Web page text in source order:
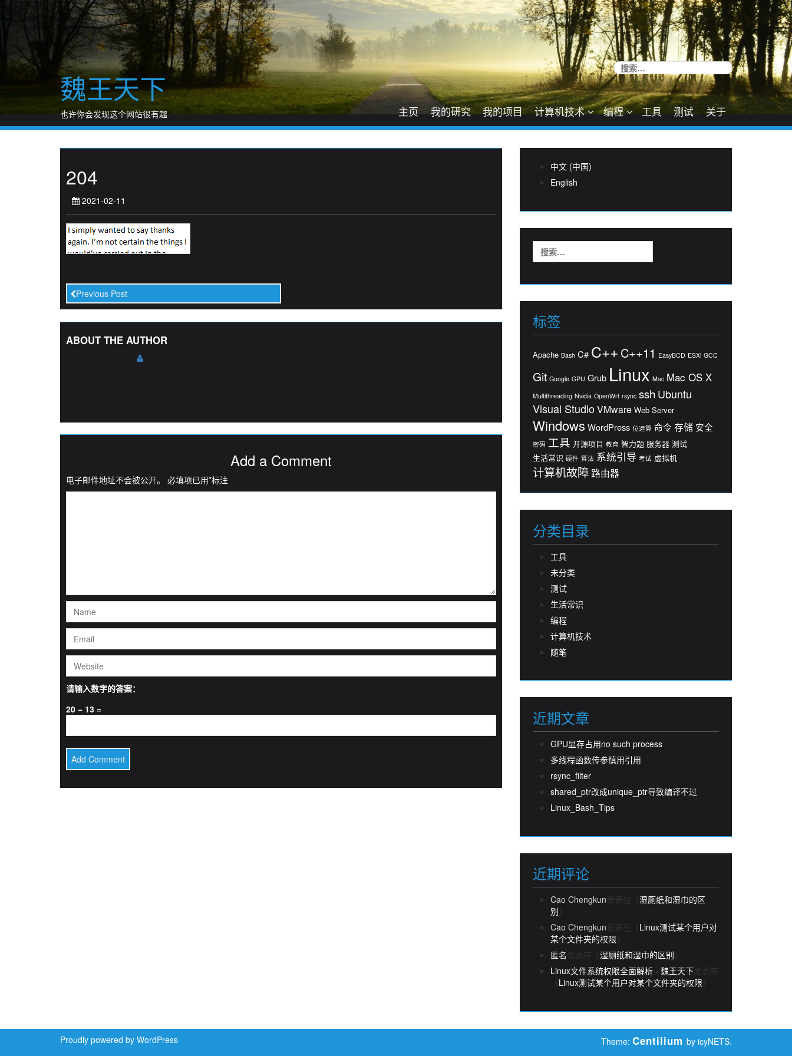
魏王天下
也许你会发现这个网站很有趣
搜
索：
主页 我的研究 我的项目 计算机技术 编程 工具 测试 关于
204
2021-02-11
Previous Post
ABOUT THE AUTHOR
Add a Comment
电子邮件地址不会被公开。 必填项已用*标注
请输入数字的答案：
20 − 13 =
中文 (中国)
English
索：
标签
Apache Bash C# C++ C++11 EasyBCD ESXi GCC
Git Google GPU Grub Linux Mac Mac OS X
Multithreading Nvidia OpenWrt rsync ssh Ubuntu
Visual StudioVMware Web Server
Windows WordPress 位运算 命令 存储 安全
密码 工具 开源项目 教育 智力题 服务器 测试
生活常识 硬件 算法 系统引导 考试 虚拟机
计算机故障 路由器
分类目录
工具
未分类
测试
生活常识
编程
计算机技术
随笔
近期文章
GPU显存占用no such process
多线程函数传参慎用引用
rsync_filter
shared_ptr改成unique_ptr导致编译不过
Linux_Bash_Tips
近期评论
Cao Chengkun发表在《 湿厕纸和湿巾的区
别
Cao Chengkun发表在《 Linux测试某个用户对
某个文件夹的权限
匿名 发表在《 湿厕纸和湿巾的区别
Linux文件系统权限全面解析 - 魏王天下发表在
Linux测试某个用户对某个文件夹的权限
Proudly powered by WordPress Theme: Centilium by icyNETS.